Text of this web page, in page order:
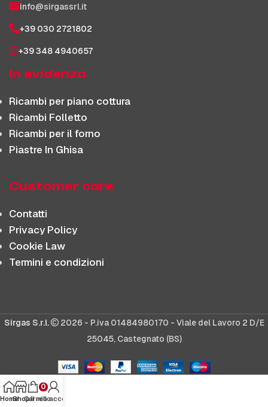
info@sirgassrl.it
+39 030 2721802
+39 348 4940657
In evidenza
Ricambi per piano cottura
Ricambi Folletto
Ricambi per il forno
Piastre In Ghisa
Customer care
Contatti
Privacy Policy
Cookie Law
Termini e condizioni
Sirgas S.r.l.
2026 - P.iva 01484980170 - Viale del Lavoro 2 D/E
25045, Castegnato (BS)
HomeShop
0
Carrello
Il mio account